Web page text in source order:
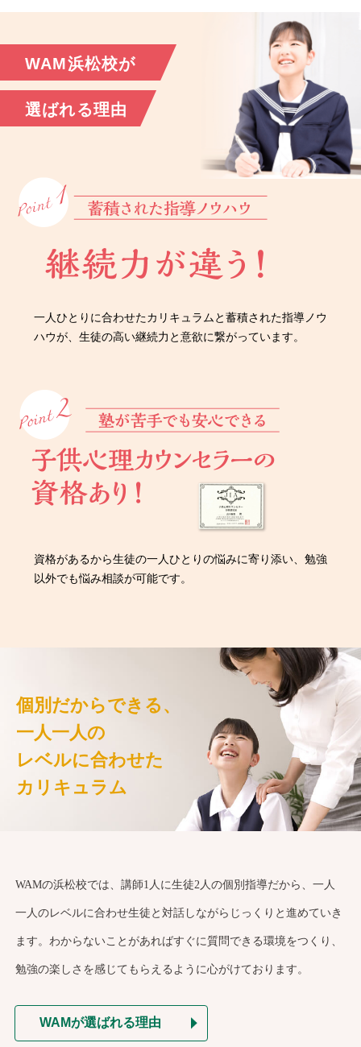
WAM浜松校が
選ばれる理由
一人ひとりに合わせたカリキュラムと蓄積された指導ノウ
ハウが、生徒の高い継続力と意欲に繋がっています。
資格があるから生徒の一人ひとりの悩みに寄り添い、勉強
以外でも悩み相談が可能です。
個別だからできる、
一人一人の
レベルに合わせた
カリキュラム
WAMの浜松校では、講師1人に生徒2人の個別指導だから、一人
一人のレベルに合わせ生徒と対話しながらじっくりと進めていき
ます。わからないことがあればすぐに質問できる環境をつくり、
勉強の楽しさを感じてもらえるように心がけております。
WAMが選ばれる理由